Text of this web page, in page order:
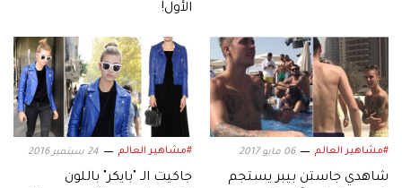
الأول!
#مشاهير العالم 06 مايو 2017
شاهدي جاستن بيبر يستجم
#مشاهير العالم 24 سبتمبر 2016
جاكيت الـ "بايكر" باللون